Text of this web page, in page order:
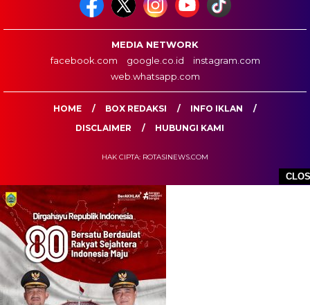
MEDIA NETWORK
facebook.com
google.co.id
instagram.com
web.whatsapp.com
HOME BOX REDAKSI
INFO IKLAN
DISCLAIMER
HUBUNGI KAMI
HAK CIPTA: ROTASINEWS.COM